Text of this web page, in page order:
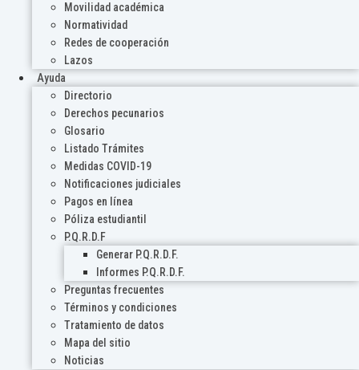
Movilidad académica
Normatividad
Redes de cooperación
Lazos
Ayuda
Directorio
Derechos pecunarios
Glosario
Listado Trámites
Medidas COVID-19
Notificaciones judiciales
Pagos en línea
Póliza estudiantil
P.Q.R.D.F
Generar P.Q.R.D.F.
Informes P.Q.R.D.F.
Preguntas frecuentes
Términos y condiciones
Tratamiento de datos
Mapa del sitio
Noticias